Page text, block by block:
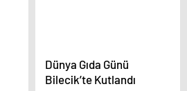
Dünya Gıda Günü
Bilecik’te Kutlandı